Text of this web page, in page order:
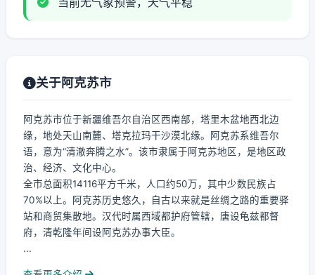
关于阿克苏市
阿克苏市位于新疆维吾尔自治区西南部，塔里木盆地西北边
缘，地处天山南麓、塔克拉玛干沙漠北缘。阿克苏系维吾尔
语，意为“清澈奔腾之水”。该市隶属于阿克苏地区，是地区政
治、经济、文化中心。
全市总面积14116平方千米，人口约50万，其中少数民族占
70%以上。阿克苏历史悠久，自古以来就是丝绸之路的重要驿
站和商贸集散地。汉代时属西域都护府管辖，唐设龟兹都督
府，清乾隆年间设阿克苏办事大臣。
...